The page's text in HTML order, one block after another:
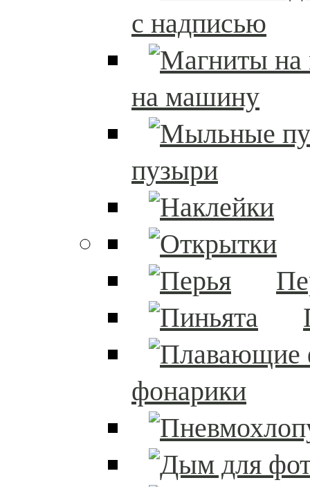
с надписью
на машину
пузыри
фонарики